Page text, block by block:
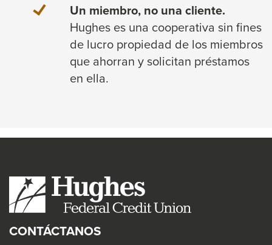
Un miembro, no una cliente.
Hughes es una cooperativa sin fines
de lucro propiedad de los miembros
que ahorran y solicitan préstamos
en ella.
CONTÁCTANOS